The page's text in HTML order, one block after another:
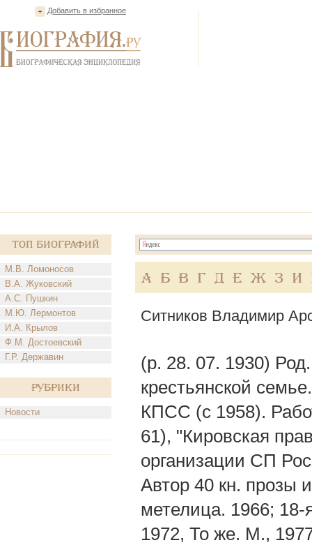
Добавить в избранное
Топ Биографий
М.В. Ломоносов
В.А. Жуковский
А.С. Пушкин
М.Ю. Лермонтов
И.А. Крылов
Ф.М. Достоевский
Г.Р. Державин
Рубрики
Новости
А Б В Г Д Е Ж З И
Ситников Владимир
(р. 28. 07. 1930)
крестьянской
КПСС (с 1958).
61), "Кировская
организации СП
Автор 40 кн. прозы
метелица. 1966; 18-
1972, То же. М.,